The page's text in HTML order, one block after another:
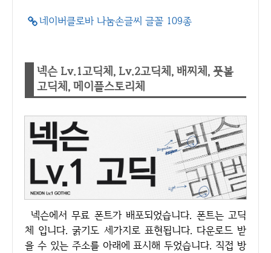
네이버클로바 나눔손글씨 글꼴 109종
넥슨 Lv.1고딕체, Lv.2고딕체, 배찌체, 풋볼
고딕체, 메이플스토리체
넥슨에서 무료 폰트가 배포되었습니다. 폰트는 고딕
체 입니다. 굵기도 세가지로 표현됩니다. 다운로드 받
을 수 있는 주소를 아래에 표시해 두었습니다. 직접 방